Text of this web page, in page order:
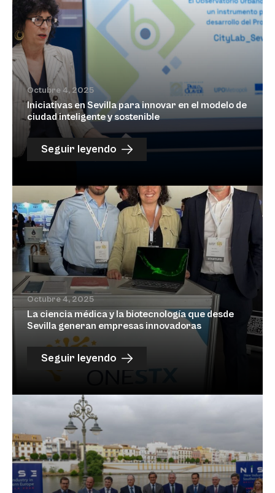
Octubre 4, 2025
Iniciativas en Sevilla para innovar en el modelo de
ciudad inteligente y sostenible
Seguir leyendo
Octubre 4, 2025
La ciencia médica y la biotecnología que desde
Sevilla generan empresas innovadoras
Seguir leyendo